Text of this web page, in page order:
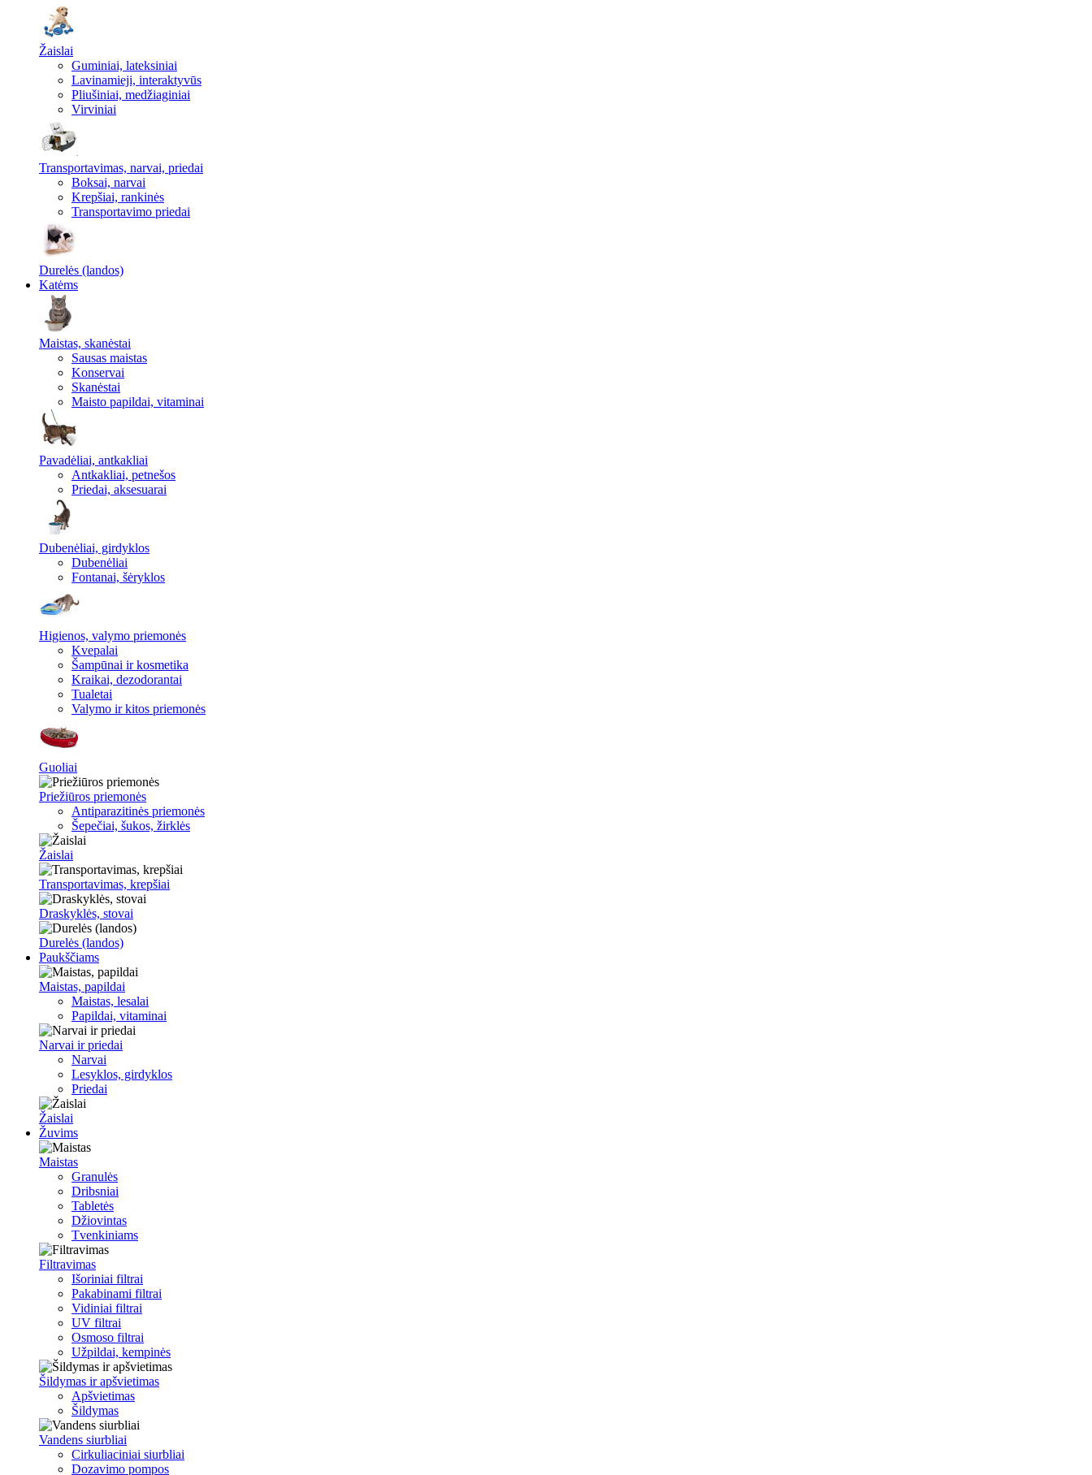
Žaislai
Guminiai, lateksiniai
Lavinamieji, interaktyvūs
Pliušiniai, medžiaginiai
Virviniai
Transportavimas, narvai, priedai
Boksai, narvai
Krepšiai, rankinės
Transportavimo priedai
Durelės (landos)
Katėms
Maistas, skanėstai
Sausas maistas
Konservai
Skanėstai
Maisto papildai, vitaminai
Pavadėliai, antkakliai
Antkakliai, petnešos
Priedai, aksesuarai
Dubenėliai, girdyklos
Dubenėliai
Fontanai, šėryklos
Higienos, valymo priemonės
Kvepalai
Šampūnai ir kosmetika
Kraikai, dezodorantai
Tualetai
Valymo ir kitos priemonės
Guoliai
Priežiūros priemonės
Antiparazitinės priemonės
Šepečiai, šukos, žirklės
Žaislai
Transportavimas, krepšiai
Draskyklės, stovai
Durelės (landos)
Paukščiams
Maistas, papildai
Maistas, lesalai
Papildai, vitaminai
Narvai ir priedai
Narvai
Lesyklos, girdyklos
Priedai
Žaislai
Žuvims
Maistas
Granulės
Dribsniai
Tabletės
Džiovintas
Tvenkiniams
Filtravimas
Išoriniai filtrai
Pakabinami filtrai
Vidiniai filtrai
UV filtrai
Osmoso filtrai
Užpildai, kempinės
Šildymas ir apšvietimas
Apšvietimas
Šildymas
Vandens siurbliai
Cirkuliaciniai siurbliai
Dozavimo pompos